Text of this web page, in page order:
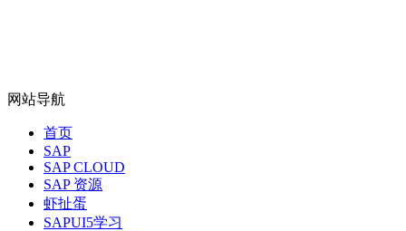
网站导航
首页
SAP
SAP CLOUD
SAP 资源
虾扯蛋
SAPUI5学习